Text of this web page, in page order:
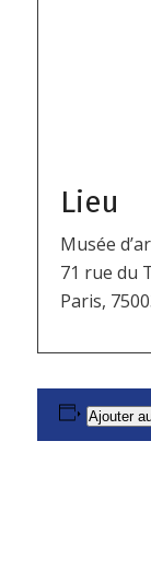
Lieu
Musée
71 rue du
Paris,
Ajouter